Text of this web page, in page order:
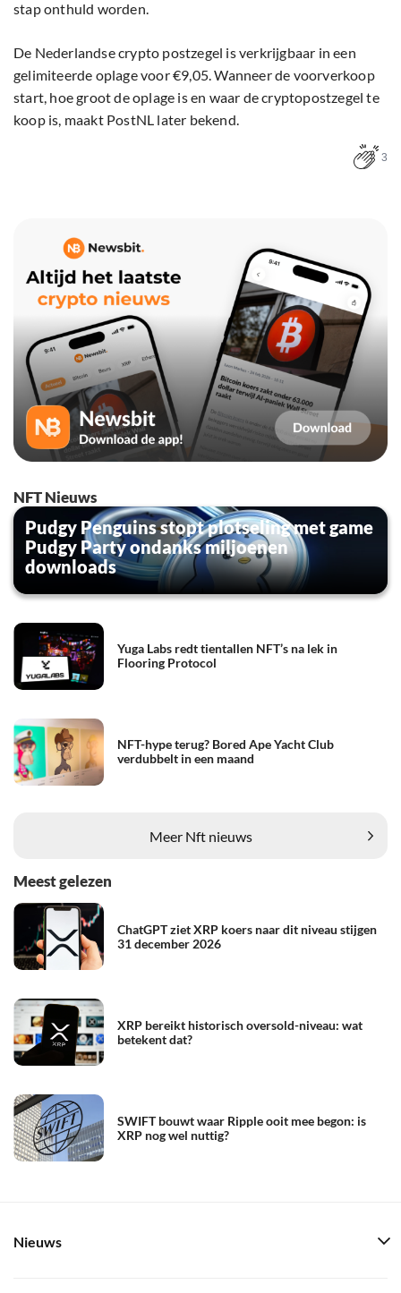
stap onthuld worden.
De Nederlandse crypto postzegel is verkrijgbaar in een
gelimiteerde oplage voor €9,05. Wanneer de voorverkoop
start, hoe groot de oplage is en waar de cryptopostzegel te
koop is, maakt PostNL later bekend.
3
NFT Nieuws
Pudgy Penguins stopt plotseling met game
Pudgy Party ondanks miljoenen
downloads
Yuga Labs redt tientallen NFT’s na lek in
Flooring Protocol
NFT-hype terug? Bored Ape Yacht Club
verdubbelt in een maand
Meer Nft nieuws
Meest gelezen
ChatGPT ziet XRP koers naar dit niveau stijgen
31 december 2026
XRP bereikt historisch oversold-niveau: wat
betekent dat?
SWIFT bouwt waar Ripple ooit mee begon: is
XRP nog wel nuttig?
Nieuws